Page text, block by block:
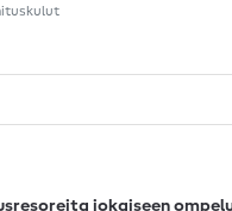
jokaiseen